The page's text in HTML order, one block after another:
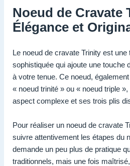
Noeud de Cravate
Élégance et
Le noeud de cravate Trinity est une
sophistiquée qui ajoute une touche
à votre tenue. Ce noeud,
« noeud trinité » ou « noeud triple
aspect complexe et ses trois plis
Pour réaliser un noeud de cravate
suivre attentivement les étapes du
demande un peu plus de pratique
traditionnels, mais une fois